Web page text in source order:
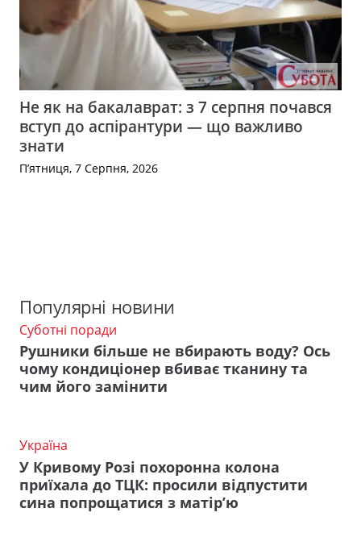
Не як на бакалаврат: з 7 серпня почався
вступ до аспірантури — що важливо
знати
П’ятниця, 7 Серпня, 2026
Популярні новини
Суботні поради
Рушники більше не вбирають воду? Ось
чому кондиціонер вбиває тканину та
чим його замінити
Україна
У Кривому Розі похоронна колона
приїхала до ТЦК: просили відпустити
сина попрощатися з матір’ю